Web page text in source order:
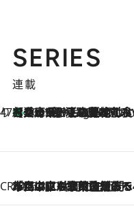
SERIES
連載
47都道府県の手みやげ ひんやりスイーツで夏を満喫
10 Hours Ago
【兵庫県】この夏絶対食べたい 冷やしておいしいおやつ3選 淡路島の恵みをジェラートに集約
CREA'S CHOICE
2026.8.7
「立川にも歌舞伎があるんだよ」 片岡仁左衛門・市川中車ら豪華座組みで4年目の立川立飛歌舞伎へ